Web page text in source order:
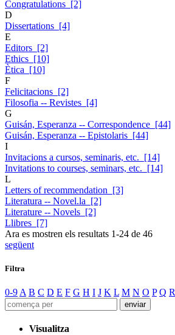
Congratulations [2]
D
Dissertations [4]
E
Editors [2]
Ethics [10]
Ètica [10]
F
Felicitacions [2]
Filosofia -- Revistes [4]
G
Guisán, Esperanza -- Correspondence [44]
Guisán, Esperanza -- Epistolaris [44]
I
Invitacions a cursos, seminaris, etc. [14]
Invitations to courses, seminars, etc. [14]
L
Letters of recommendation [3]
Literatura -- Novel.la [2]
Literature -- Novels [2]
Llibres [7]
Ara es mostren els resultats 1-24 de 46
següent
Filtra
0-9 A B C D E F G H I J K L M N O P Q R
Visualitza